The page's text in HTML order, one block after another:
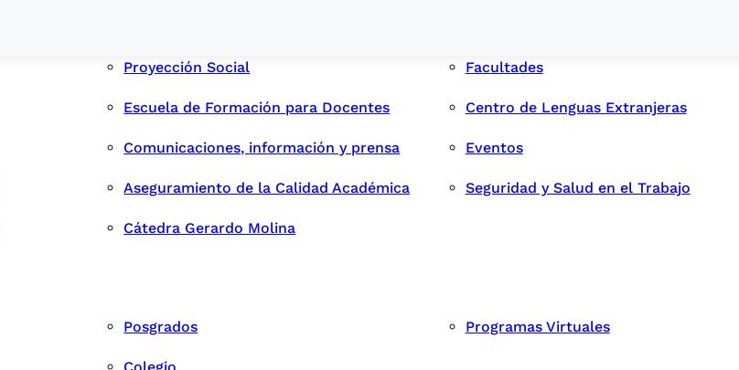
Proyección Social Facultades
Escuela de Formación para Docentes Centro de Lenguas Extranjeras
Comunicaciones, información y prensa Eventos
Aseguramiento de la Calidad Académica Seguridad y Salud en el Trabajo
Cátedra Gerardo Molina
Posgrados Programas Virtuales